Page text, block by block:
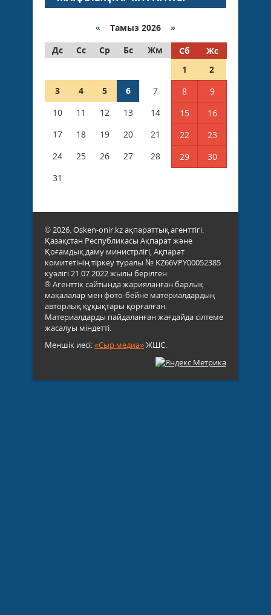
« Тамыз 2026 »
Дс
Сс Ср Бс Жм Сб
Жс
1
2
3
4 5 6 7 8
9
10
11 12 13 14 15
16
17
18 19 20 21 22
23
24
25 26 27 28 29
30
31
© 2026. Osken-onir.kz ақпараттық агенттігі.
Қазақстан Республикасы Ақпарат және
Қоғамдық даму министрлігі, Ақпарат
комитетінің тіркеу туралы № KZ66VPY00052385
куәлігі 21.07.2022 жылы берілген.
® Агенттік сайтында жарияланған барлық
мақалалар мен фото-бейне материалдардың
авторлық құқықтары қорғалған.
Материалдарды пайдаланған жағдайда сілтеме
жасалуы міндетті.
Меншік иесі:«Сыр медиа»ЖШС.